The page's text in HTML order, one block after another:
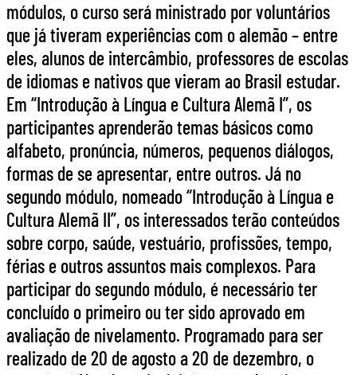
módulos, o curso será ministrado por voluntários
que já tiveram experiências com o alemão – entre
eles, alunos de intercâmbio, professores de escolas
de idiomas e nativos que vieram ao Brasil estudar.
Em “Introdução à Língua e Cultura Alemã I”, os
participantes aprenderão temas básicos como
alfabeto, pronúncia, números, pequenos diálogos,
formas de se apresentar, entre outros. Já no
segundo módulo, nomeado “Introdução à Língua e
Cultura Alemã II”, os interessados terão conteúdos
sobre corpo, saúde, vestuário, profissões, tempo,
férias e outros assuntos mais complexos. Para
participar do segundo módulo, é necessário ter
concluído o primeiro ou ter sido aprovado em
avaliação de nivelamento. Programado para ser
realizado de 20 de agosto a 20 de dezembro, o